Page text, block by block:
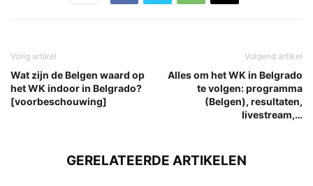
Vorig artikel
Wat zijn de Belgen waard op
het WK indoor in Belgrado?
[voorbeschouwing]
Volgend artikel
Alles om het WK in Belgrado
te volgen: programma
(Belgen), resultaten,
livestream,…
GERELATEERDE ARTIKELEN